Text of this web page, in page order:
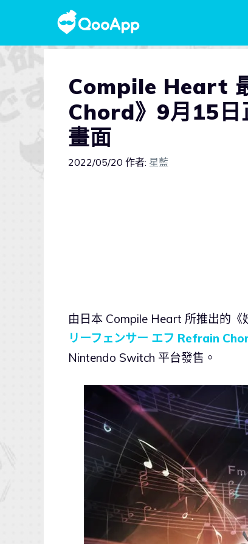
Compile Heart
Chord》9月15日
畫面
2022/05/20 作者: 星藍
由日本 Compile Heart 所推出的《
リーフェンサー エフ Refrain
Nintendo Switch 平台發售。